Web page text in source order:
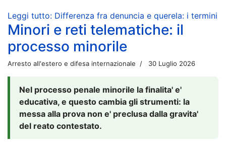
Leggi tutto: Differenza fra denuncia e querela: i termini
Minori e reti telematiche: il
processo minorile
Arresto all'estero e difesa internazionale 30 Luglio 2026
Nel processo penale minorile la finalita' e'
educativa, e questo cambia gli strumenti: la
messa alla prova non e' preclusa dalla gravita'
del reato contestato.